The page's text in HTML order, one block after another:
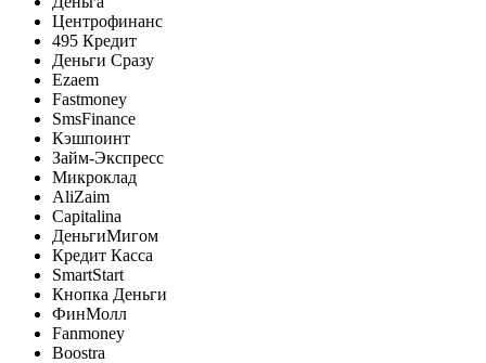
Центрофинанс
495 Кредит
Деньги Сразу
Ezaem
Fastmoney
SmsFinance
Кэшпоинт
Займ-Экспресс
Микроклад
AliZaim
Capitalina
ДеньгиМигом
Кредит Касса
SmartStart
Кнопка Деньги
ФинМолл
Fanmoney
Boostra